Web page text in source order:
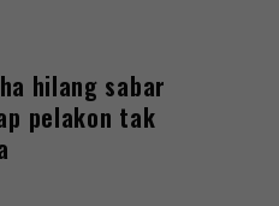
hilang sabar
pelakon tak